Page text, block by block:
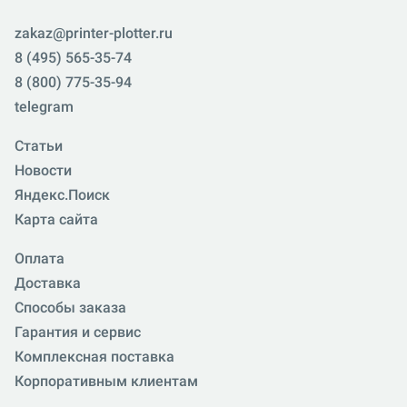
zakaz@printer-plotter.ru
8 (495) 565-35-74
8 (800) 775-35-94
telegram
Статьи
Новости
Яндекс.Поиск
Карта сайта
Оплата
Доставка
Способы заказа
Гарантия и сервис
Комплексная поставка
Корпоративным клиентам